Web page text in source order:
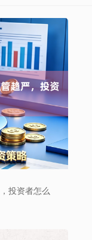
投资者怎么